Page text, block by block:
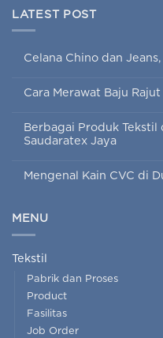
LATEST POST
Celana Chino dan
Cara Merawat Baju
Berbagai Produk Tekstil
Saudaratex Jaya
Mengenal Kain CVC di
MENU
Tekstil
Pabrik dan Proses
Product
Fasilitas
Job Order